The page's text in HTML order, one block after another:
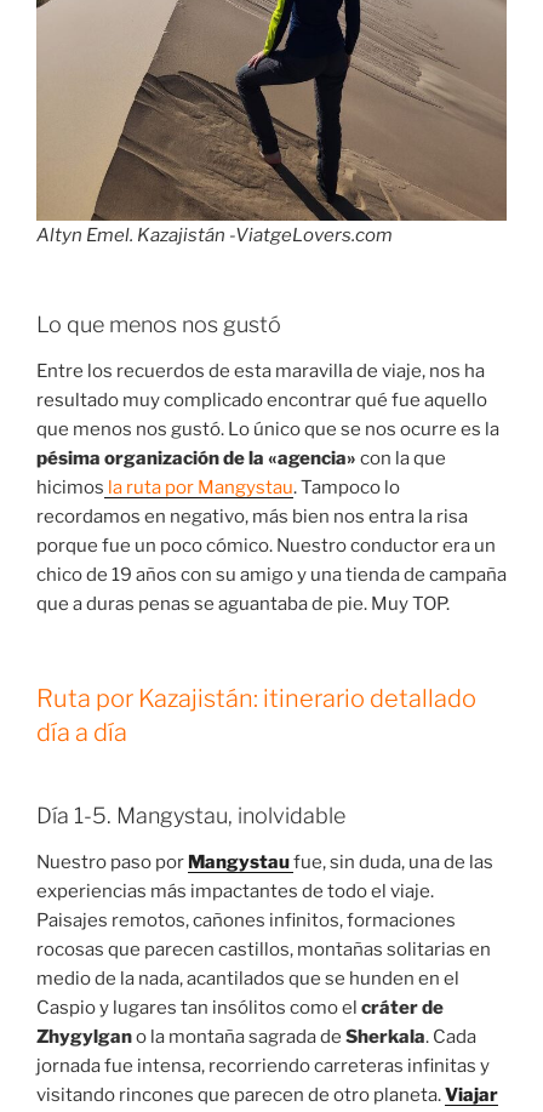
Altyn Emel. Kazajistán -ViatgeLovers.com
Lo que menos nos gustó
Entre los recuerdos de esta maravilla de viaje, nos ha
resultado muy complicado encontrar qué fue aquello
que menos nos gustó. Lo único que se nos ocurre es la
pésima organización de la «agencia» con la que
hicimos la ruta por Mangystau. Tampoco lo
recordamos en negativo, más bien nos entra la risa
porque fue un poco cómico. Nuestro conductor era un
chico de 19 años con su amigo y una tienda de campaña
que a duras penas se aguantaba de pie. Muy TOP.
Ruta por Kazajistán: itinerario detallado
día a día
Día 1-5. Mangystau, inolvidable
Nuestro paso por Mangystaufue, sin duda, una de las
experiencias más impactantes de todo el viaje.
Paisajes remotos, cañones infinitos, formaciones
rocosas que parecen castillos, montañas solitarias en
medio de la nada, acantilados que se hunden en el
Caspio y lugares tan insólitos como el cráter de
Zhygylgano la montaña sagrada de Sherkala. Cada
jornada fue intensa, recorriendo carreteras infinitas y
visitando rincones que parecen de otro planeta.Viajar